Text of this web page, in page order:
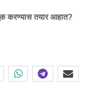
करण्यास तयार आहात?